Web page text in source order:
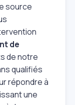
source
de
de notre
qualifiés
répondre à
une